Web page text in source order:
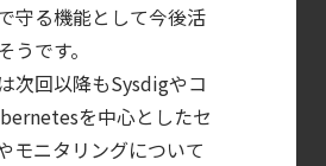
守る機能として今後活
うです。
次回以降もSysdigやコ
を中心としたセ
モニタリングについて